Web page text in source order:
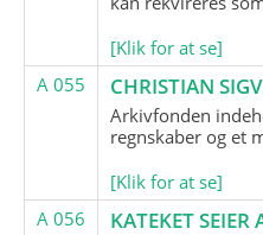
[Klik for at se]
A 055
CHRISTIAN
Arkivfonden
regnskaber og et
[Klik for at se]
A 056
KATEKET SEIER